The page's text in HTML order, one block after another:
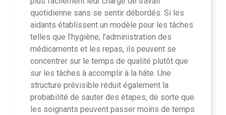
quotidienne sans se sentir débordés. Si les
aidants établissent un modèle pour les tâches
telles que l’hygiène, l’administration des
médicaments et les repas, ils peuvent se
concentrer sur le temps de qualité plutôt que
sur les tâches à accomplir à la hâte. Une
structure prévisible réduit également la
probabilité de sauter des étapes, de sorte que
les soignants peuvent passer moins de temps